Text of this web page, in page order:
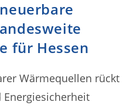
für Hessen
Wärmequellen rückt